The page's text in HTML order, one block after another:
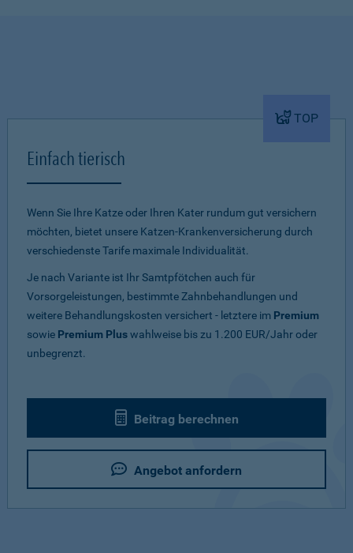
TOP
Einfach tierisch
Wenn Sie Ihre Katze oder Ihren Kater rundum gut versichern
möchten, bietet unsere Katzen-Krankenversicherung durch
verschiedenste Tarife maximale Individualität.
Je nach Variante ist Ihr Samtpfötchen auch für
Vorsorgeleistungen, bestimmte Zahnbehandlungen und
weitere Behandlungskosten versichert - letztere im Premium
sowie Premium Pluswahlweise bis zu 1.200 EUR/Jahr oder
unbegrenzt.
Beitrag berechnen
Angebot anfordern